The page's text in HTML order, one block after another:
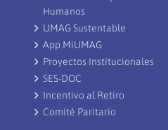
Humanos
UMAG Sustentable
App MiUMAG
Proyectos Institucionales
SES-DOC
Incentivo al Retiro
Comité Paritario